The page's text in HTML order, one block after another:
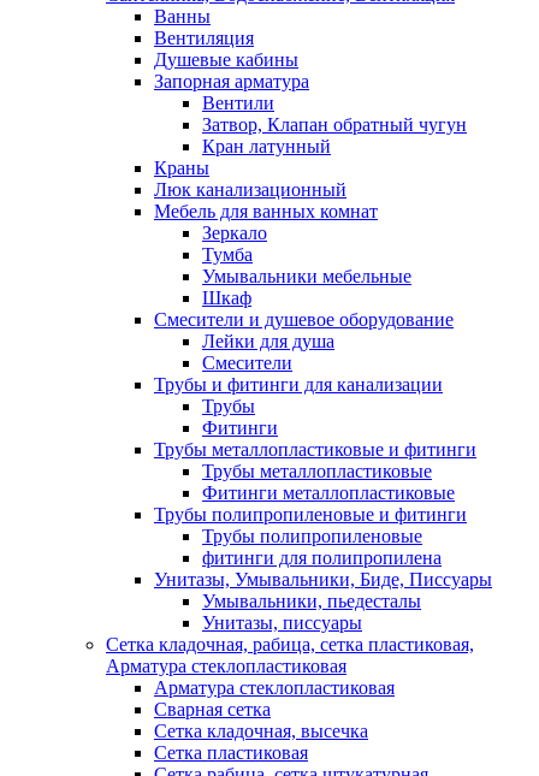
Ванны
Вентиляция
Душевые кабины
Запорная арматура
Вентили
Затвор, Клапан обратный чугун
Кран латунный
Краны
Люк канализационный
Мебель для ванных комнат
Зеркало
Тумба
Умывальники мебельные
Шкаф
Смесители и душевое оборудование
Лейки для душа
Смесители
Трубы и фитинги для канализации
Трубы
Фитинги
Трубы металлопластиковые и фитинги
Трубы металлопластиковые
Фитинги металлопластиковые
Трубы полипропиленовые и фитинги
Трубы полипропиленовые
фитинги для полипропилена
Унитазы, Умывальники, Биде, Писсуары
Умывальники, пьедесталы
Унитазы, писсуары
Сетка кладочная, рабица, сетка пластиковая,
Арматура стеклопластиковая
Арматура стеклопластиковая
Сварная сетка
Сетка кладочная, высечка
Сетка пластиковая